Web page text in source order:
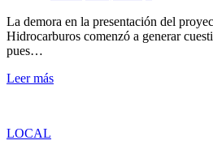
La demora en la presentación del
Hidrocarburos comenzó a generar
pues…
Leer más
LOCAL